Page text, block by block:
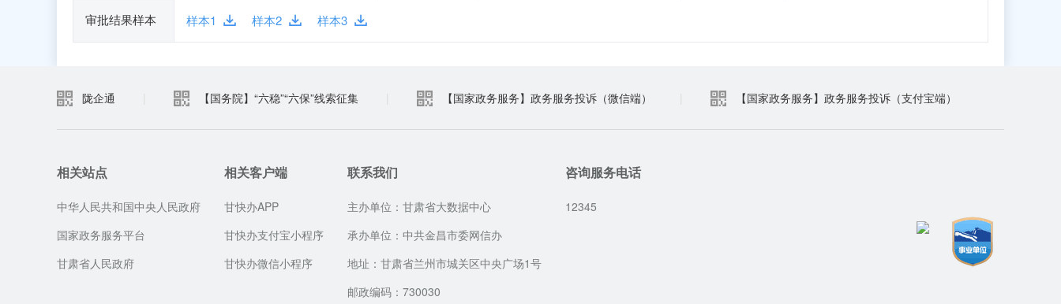
审批结果样本 样本1 样本2 样本3
陇企通 【国务院】“六稳”“六保”线索征集 【国家政务服务】政务服务投诉（微信端） 【国家政务服务】政务服务投诉（支付宝端）
相关站点
中华人民共和国中央人民政府
国家政务服务平台
甘肃省人民政府
相关客户端
甘快办APP
甘快办支付宝小程序
甘快办微信小程序
联系我们
主办单位：甘肃省大数据中心
承办单位：中共金昌市委网信办
地址：甘肃省兰州市城关区中央广场1号
邮政编码：730030
咨询服务电话
12345